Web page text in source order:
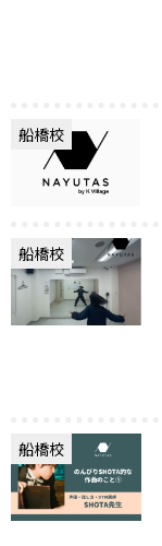
船橋校
船橋校
船橋校